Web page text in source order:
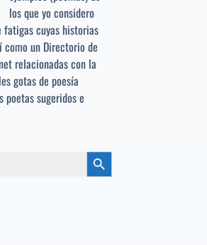
los que yo considero
fatigas cuyas historias
un Directorio de
relacionadas con la
gotas de poesía
poetas sugeridose
Botón de búsqueda